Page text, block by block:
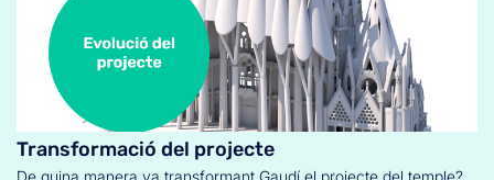
Transformació del projecte
De quina manera va transformant Gaudí el projecte del temple?